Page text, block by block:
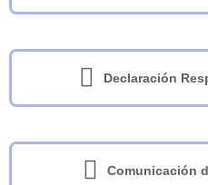
Declaración
Comunicación